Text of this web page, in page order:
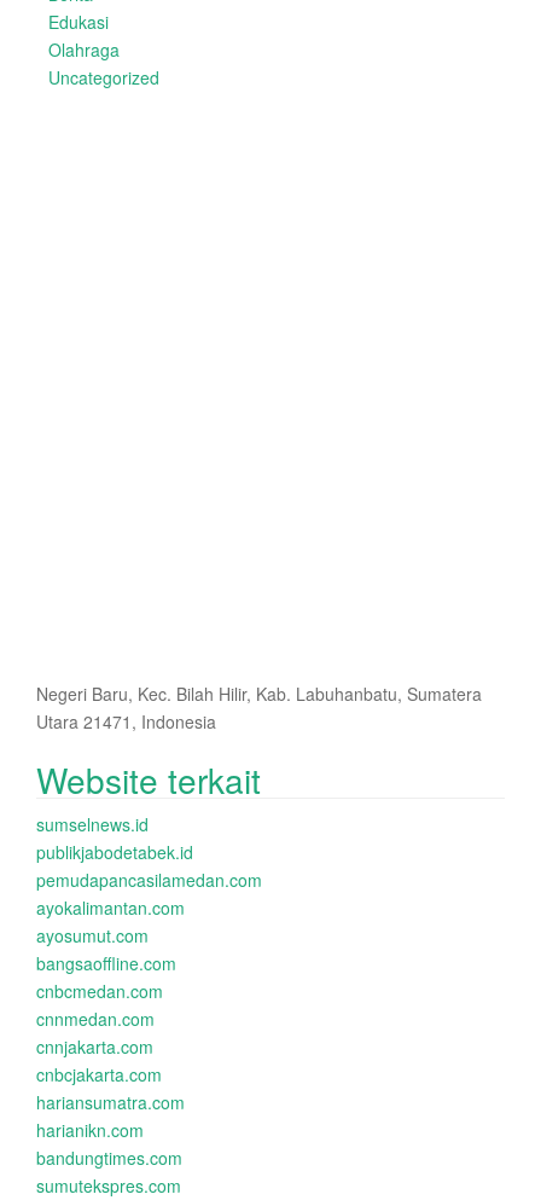
Edukasi
Olahraga
Uncategorized
Negeri Baru, Kec. Bilah Hilir, Kab. Labuhanbatu, Sumatera
Utara 21471, Indonesia
Website terkait
sumselnews.id
publikjabodetabek.id
pemudapancasilamedan.com
ayokalimantan.com
ayosumut.com
bangsaoffline.com
cnbcmedan.com
cnnmedan.com
cnnjakarta.com
cnbcjakarta.com
hariansumatra.com
harianikn.com
bandungtimes.com
sumutekspres.com